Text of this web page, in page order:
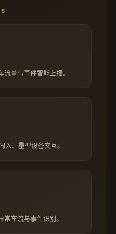
量与事件智能上报。
入、重型设备交互。
车流与事件识别。